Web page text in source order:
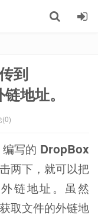
到
地址。
(0)
编写的 DropBox
两下，就可以把
链地址。虽然
取文件的外链地